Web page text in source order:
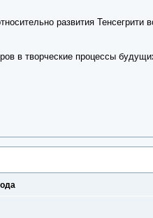
развития
в творческие процессы